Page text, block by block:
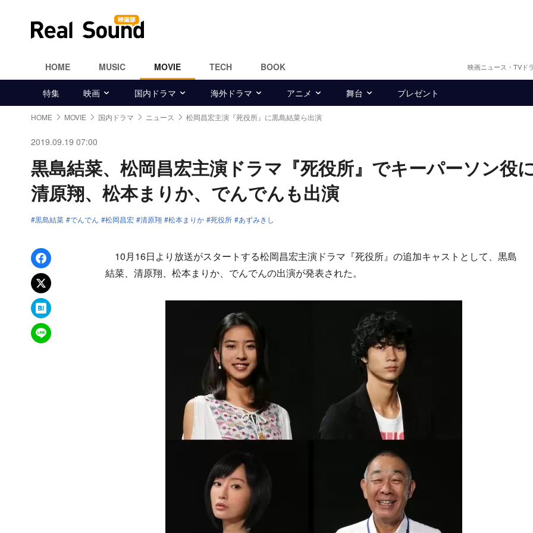
HOME MUSIC MOVIE TECH BOOK 映画ニュース・TVド
特集 映画 国内ドラマ 海外ドラマ アニメ 舞台 プレゼント
HOME MOVIE 国内ドラマ ニュース 松岡昌宏主演『死役所』に黒島結菜ら出演
2019.09.19 07:00
黒島結菜、松岡昌宏主演ドラマ『死役所』でキーパーソン役
清原翔、松本まりか、でんでんも出演
黒島結菜 でんでん 松岡昌宏 清原翔 松本まりか 死役所 あずみきし
Facebookでシェア
xでポスト
はてなブックマーク
LINEで送る
10月16日より放送がスタートする松岡昌宏主演ドラマ『死役所』の追加キャストとして、黒島
結菜、清原翔、松本まりか、でんでんの出演が発表された。